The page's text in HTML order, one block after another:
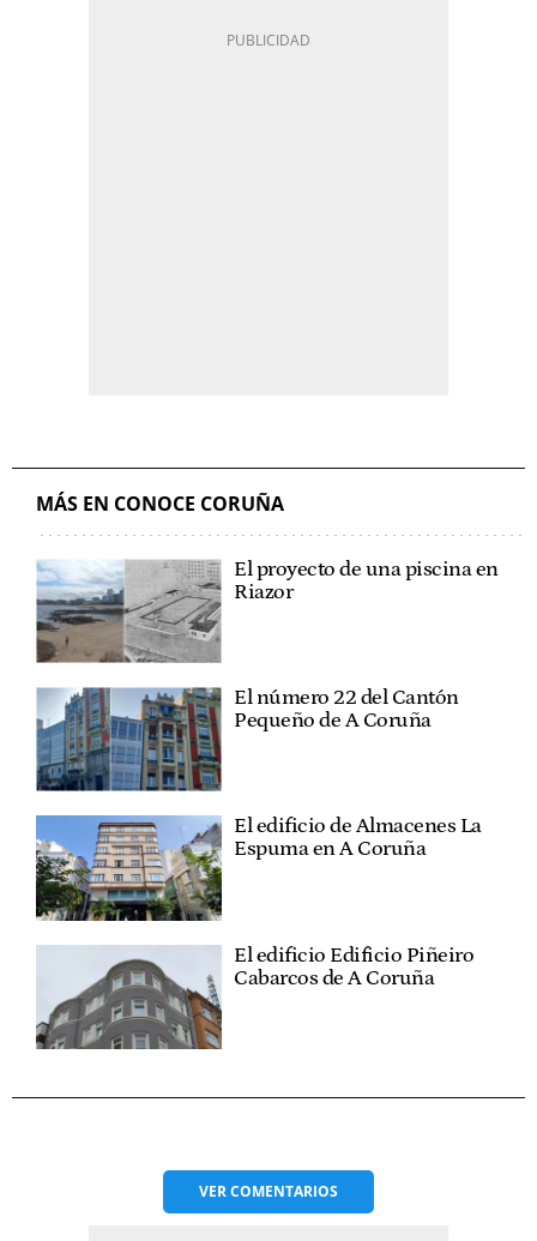
MÁS EN CONOCE CORUÑA
El proyecto de una piscina en
Riazor
El número 22 del Cantón
Pequeño de A Coruña
El edificio de Almacenes La
Espuma en A Coruña
El edificio Edificio Piñeiro
Cabarcos de A Coruña
VERCOMENTARIOS